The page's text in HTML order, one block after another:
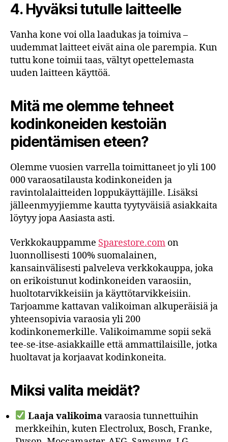
4. Hyväksi tutulle laitteelle
Vanha kone voi olla laadukas ja toimiva –
uudemmat laitteet eivät aina ole parempia. Kun
tuttu kone toimii taas, vältyt opettelemasta
uuden laitteen käyttöä.
Mitä me olemme tehneet
kodinkoneiden kestoiän
pidentämisen eteen?
Olemme vuosien varrella toimittaneet jo yli 100
000 varaosatilausta kodinkoneiden ja
ravintolalaitteiden loppukäyttäjille. Lisäksi
jälleenmyyjiemme kautta tyytyväisiä asiakkaita
löytyy jopa Aasiasta asti.
Verkkokauppamme Sparestore.com on
luonnollisesti 100% suomalainen,
kansainvälisesti palveleva verkkokauppa, joka
on erikoistunut kodinkoneiden varaosiin,
huoltotarvikkeisiin ja käyttötarvikkeisiin.
Tarjoamme kattavan valikoiman alkuperäisiä ja
yhteensopivia varaosia yli 200
kodinkonemerkille. Valikoimamme sopii sekä
tee-se-itse-asiakkaille että ammattilaisille, jotka
huoltavat ja korjaavat kodinkoneita.
Miksi valita meidät?
Laaja valikoimavaraosia tunnettuihin
merkkeihin, kuten Electrolux, Bosch, Franke,